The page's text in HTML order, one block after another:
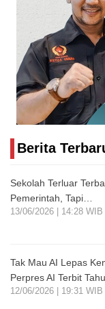
Berita
Sekolah Terluar
Pemerintah, Tapi…
13/06/2026 | 14:28 WIB
Tak Mau AI Lepas
Perpres AI Terbit
12/06/2026 | 19:31 WIB